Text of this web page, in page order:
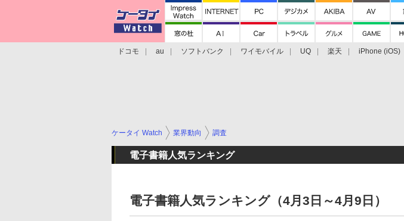
ドコモ au ソフトバンク ワイモバイル UQ 楽天 iPhone (iOS)
ケータイ Watch 業界動向 調査
電子書籍人気ランキング
電子書籍人気ランキング（4月3日～4月9日）